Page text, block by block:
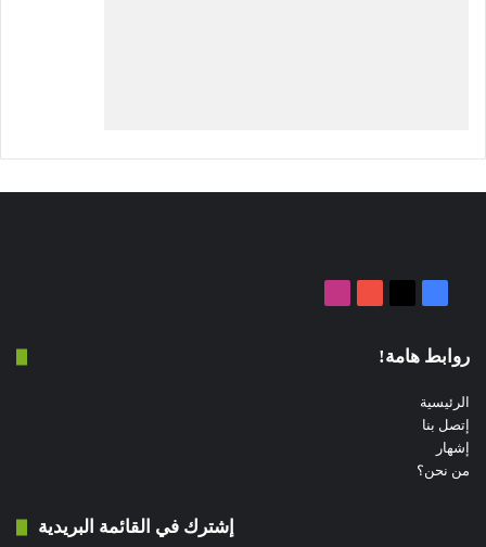
روابط هامة!
الرئيسية
إتصل بنا
إشهار
من نحن؟
إشترك في القائمة البريدية